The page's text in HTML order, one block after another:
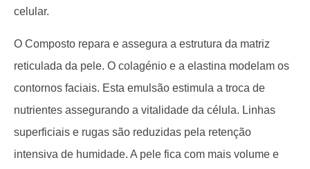
celular.
O Composto repara e assegura a estrutura da matriz
reticulada da pele. O colagénio e a elastina modelam os
contornos faciais. Esta emulsão estimula a troca de
nutrientes assegurando a vitalidade da célula. Linhas
superficiais e rugas são reduzidas pela retenção
intensiva de humidade. A pele fica com mais volume e